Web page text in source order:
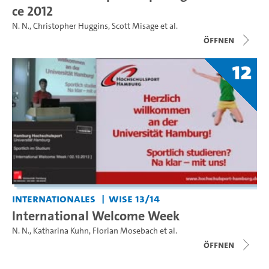
ce 2012
N. N.,Christopher Huggins,Scott Misageet al.
Öffnen
12
Internationales WiSe 13/14
International Welcome Week
N. N., Katharina Kuhn, Florian Mosebach et al.
Öffnen